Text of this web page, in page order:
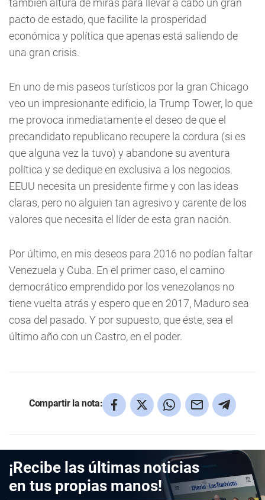
también altura de miras para llevar a cabo un gran
pacto de estado, que facilite la prosperidad
económica y política que apenas está saliendo de
una gran crisis.
En uno de mis paseos turísticos por la gran Chicago
veo un impresionante edificio, la Trump Tower, lo que
me provoca inmediatamente el deseo de que el
precandidato republicano recupere la cordura (si es
que alguna vez la tuvo) y abandone su aventura
política y se dedique en exclusiva a los negocios.
EEUU necesita un presidente firme y con las ideas
claras, pero no alguien tan agresivo y carente de los
valores que necesita el líder de esta gran nación.
Por último, en mis deseos para 2016 no podían faltar
Venezuela y Cuba. En el primer caso, el camino
democrático emprendido por los venezolanos no
tiene vuelta atrás y espero que en 2017, Maduro sea
cosa del pasado. Y por supuesto, que éste, sea el
último año con un Castro, en el poder.
Compartir la nota:
¡Recibe las últimas noticias
en tus propias manos!